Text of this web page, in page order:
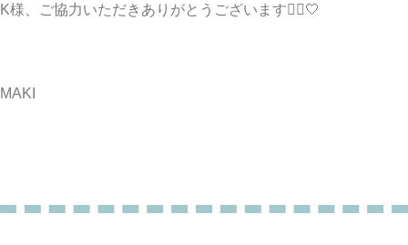
K様、ご協力いただきありがとうございます🙇‍♀️🤍
MAKI